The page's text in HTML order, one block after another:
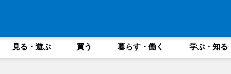
見る・遊ぶ 買う 暮らす・働く 学ぶ・知る